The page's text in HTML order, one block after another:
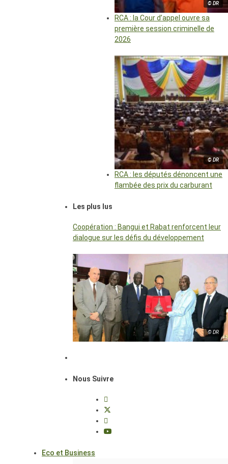
© DR
RCA : la Cour d’appel ouvre sa
première session criminelle de
2026
© DR
RCA : les députés dénoncent une
flambée des prix du carburant
Les plus lus
Coopération : Bangui et Rabat renforcent leur
dialogue sur les défis du développement
© DR
Nous Suivre
Eco et Business